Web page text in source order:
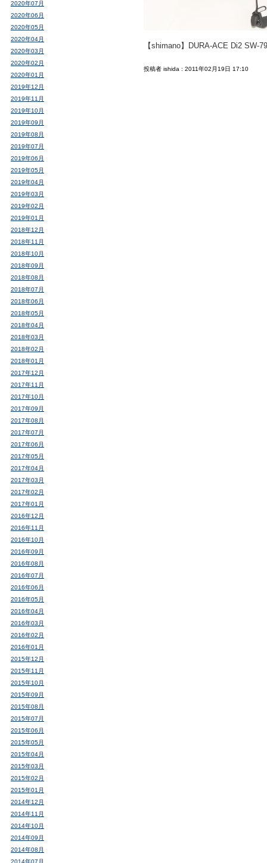
【shimano】DURA-ACE
投稿者 ishida : 2011年02月19日 17:10
2020年07月
2020年06月
2020年05月
2020年04月
2020年03月
2020年02月
2020年01月
2019年12月
2019年11月
2019年10月
2019年09月
2019年08月
2019年07月
2019年06月
2019年05月
2019年04月
2019年03月
2019年02月
2019年01月
2018年12月
2018年11月
2018年10月
2018年09月
2018年08月
2018年07月
2018年06月
2018年05月
2018年04月
2018年03月
2018年02月
2018年01月
2017年12月
2017年11月
2017年10月
2017年09月
2017年08月
2017年07月
2017年06月
2017年05月
2017年04月
2017年03月
2017年02月
2017年01月
2016年12月
2016年11月
2016年10月
2016年09月
2016年08月
2016年07月
2016年06月
2016年05月
2016年04月
2016年03月
2016年02月
2016年01月
2015年12月
2015年11月
2015年10月
2015年09月
2015年08月
2015年07月
2015年06月
2015年05月
2015年04月
2015年03月
2015年02月
2015年01月
2014年12月
2014年11月
2014年10月
2014年09月
2014年08月
2014年07月